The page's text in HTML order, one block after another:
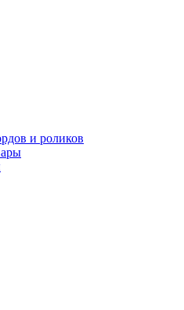
и роликов